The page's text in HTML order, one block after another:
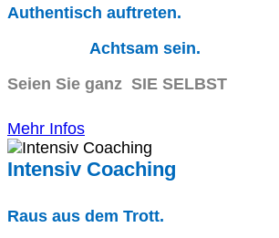
Authentisch auftreten.
Achtsam sein.
Seien Sie ganz SIE SELBST
Mehr Infos
Intensiv Coaching
Raus aus dem Trott.